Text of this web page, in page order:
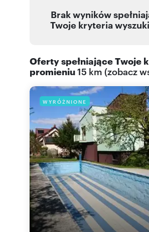
Brak wyników
Twoje kryteria
Oferty spełniające Twoje
promieniu15 km (zobacz
WYRÓŻNIONE